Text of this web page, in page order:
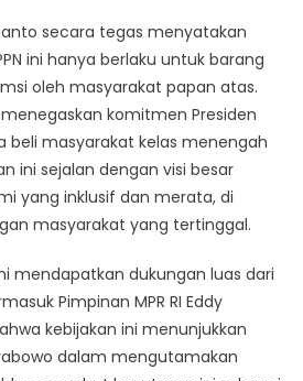
secara tegas menyatakan
ini hanya berlaku untuk barang
oleh masyarakat papan atas.
komitmen Presiden
beli masyarakat kelas menengah
ini sejalan dengan visi besar
yang inklusif dan merata, di
masyarakat yang tertinggal.
mendapatkan dukungan luas dari
Pimpinan MPR RI Eddy
kebijakan ini menunjukkan
dalam mengutamakan